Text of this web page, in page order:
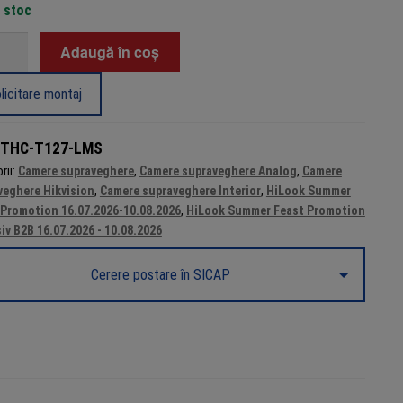
stoc
Adaugă în coș
montaj
THC-T127-LMS
Camere supraveghere, Camere supraveghere Analog, Camere
Hikvision, Camere supraveghere Interior, HiLook Summer
16.07.2026-10.08.2026, HiLook Summer Feast Promotion
B2B 16.07.2026 - 10.08.2026
Cerere postare în SICAP